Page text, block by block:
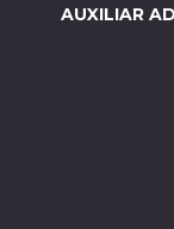
AUXILIAR